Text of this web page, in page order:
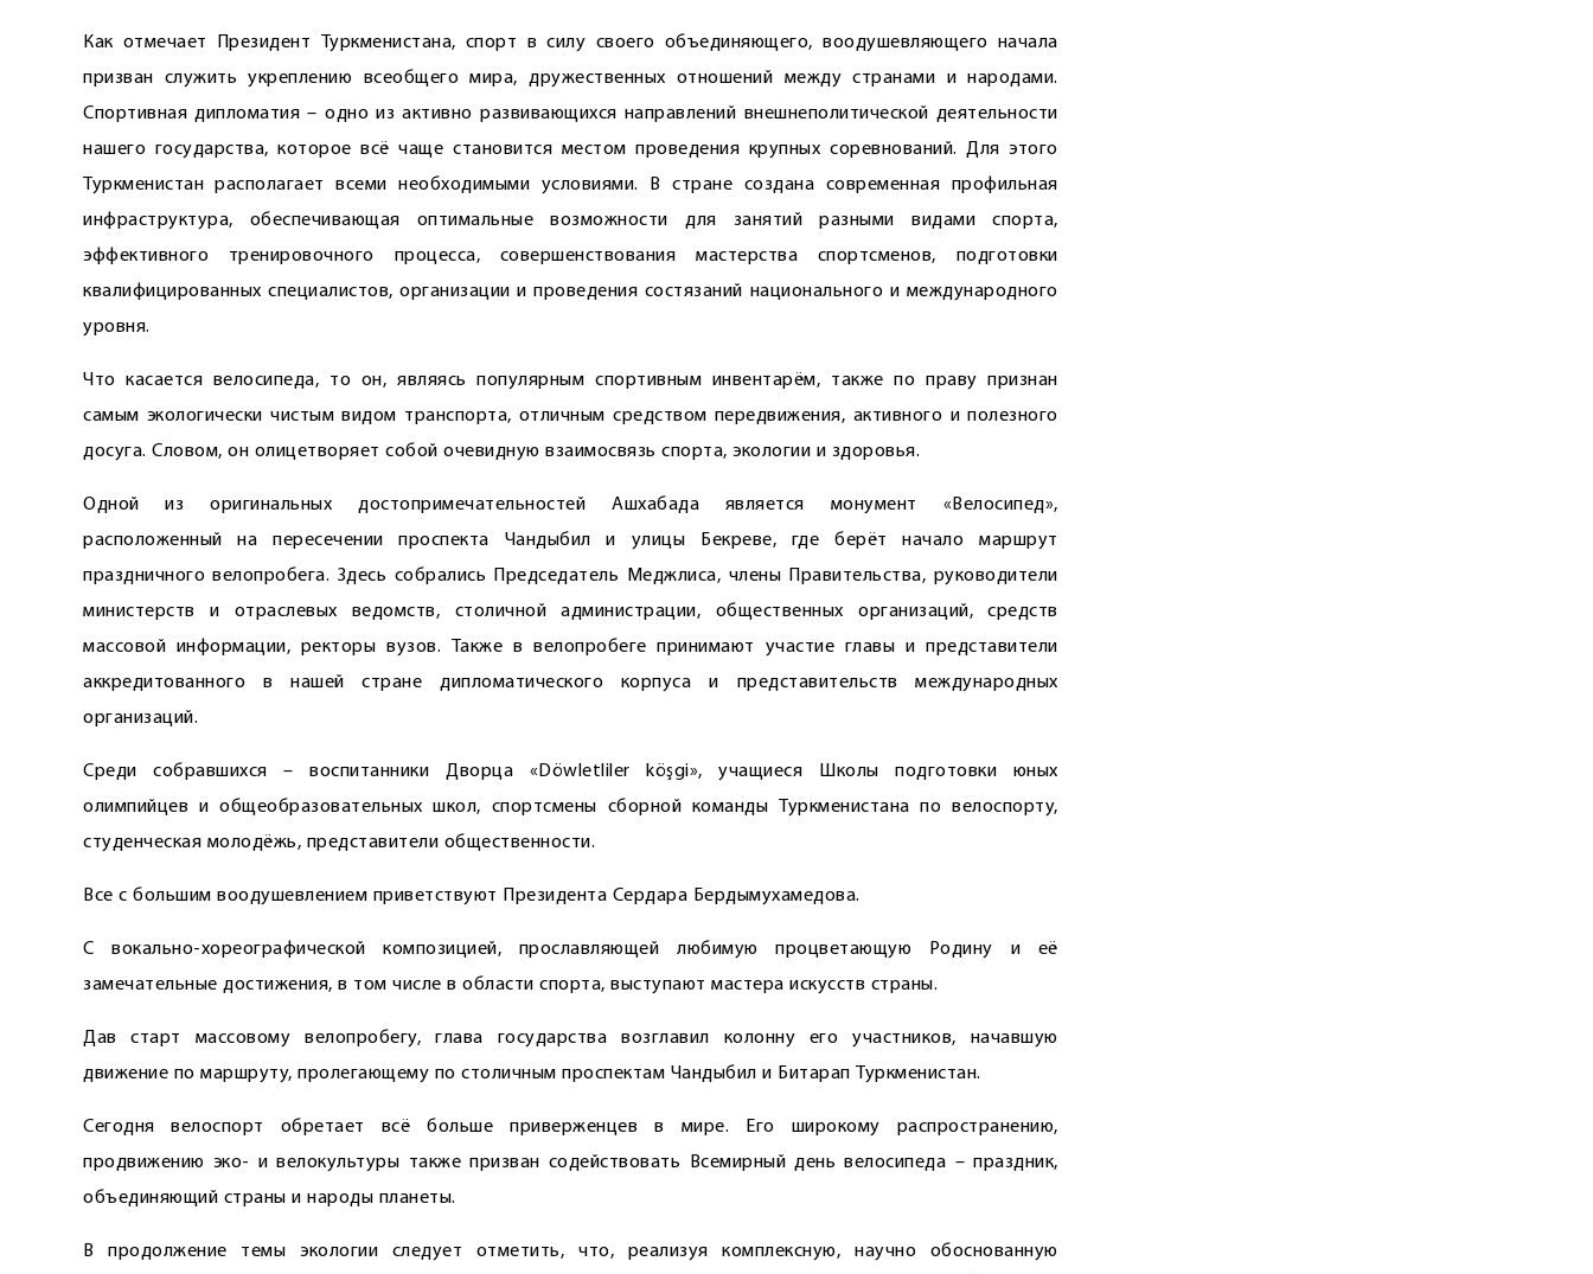
Как отмечает Президент Туркменистана, спорт в силу своего объединяющего, воодушевляющего начала
призван служить укреплению всеобщего мира, дружественных отношений между странами и народами.
Спортивная дипломатия – одно из активно развивающихся направлений внешнеполитической деятельности
нашего государства, которое всё чаще становится местом проведения крупных соревнований. Для этого
Туркменистан располагает всеми необходимыми условиями. В стране создана современная профильная
инфраструктура, обеспечивающая оптимальные возможности для занятий разными видами спорта,
эффективного тренировочного процесса, совершенствования мастерства спортсменов, подготовки
квалифицированных специалистов, организации и проведения состязаний национального и международного
уровня.
Что касается велосипеда, то он, являясь популярным спортивным инвентарём, также по праву признан
самым экологически чистым видом транспорта, отличным средством передвижения, активного и полезного
досуга. Словом, он олицетворяет собой очевидную взаимосвязь спорта, экологии и здоровья.
Одной из оригинальных достопримечательностей Ашхабада является монумент «Велосипед»,
расположенный на пересечении проспекта Чандыбил и улицы Бекреве, где берёт начало маршрут
праздничного велопробега. Здесь собрались Председатель Меджлиса, члены Правительства, руководители
министерств и отраслевых ведомств, столичной администрации, общественных организаций, средств
массовой информации, ректоры вузов. Также в велопробеге принимают участие главы и представители
аккредитованного в нашей стране дипломатического корпуса и представительств международных
организаций.
Среди собравшихся – воспитанники Дворца «Döwletliler köşgi», учащиеся Школы подготовки юных
олимпийцев и общеобразовательных школ, спортсмены сборной команды Туркменистана по велоспорту,
студенческая молодёжь, представители общественности.
Все с большим воодушевлением приветствуют Президента Сердара Бердымухамедова.
С вокально-хореографической композицией, прославляющей любимую процветающую Родину и её
замечательные достижения, в том числе в области спорта, выступают мастера искусств страны.
Дав старт массовому велопробегу, глава государства возглавил колонну его участников, начавшую
движение по маршруту, пролегающему по столичным проспектам Чандыбил и Битарап Туркменистан.
Сегодня велоспорт обретает всё больше приверженцев в мире. Его широкому распространению,
продвижению эко- и велокультуры также призван содействовать Всемирный день велосипеда – праздник,
объединяющий страны и народы планеты.
В продолжение темы экологии следует отметить, что, реализуя комплексную, научно обоснованную